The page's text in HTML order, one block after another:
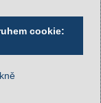
cookie: